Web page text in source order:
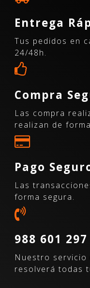
Entrega
Tus pedidos en
24/48h.
Compra
Las compra
realizan de
Pago
Las
forma segura.
988 601 297
Nuestro servicio
resolverá todas